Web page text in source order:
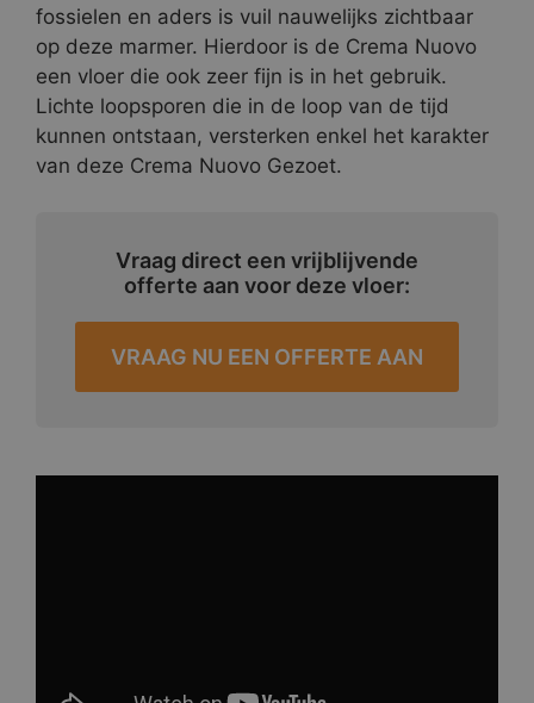
fossielen en aders is vuil nauwelijks zichtbaar
op deze marmer. Hierdoor is de Crema Nuovo
een vloer die ook zeer fijn is in het gebruik.
Lichte loopsporen die in de loop van de tijd
kunnen ontstaan, versterken enkel het karakter
van deze Crema Nuovo Gezoet.
Vraag direct een vrijblijvende
offerte aan voor deze vloer:
VRAAG NU EEN OFFERTE AAN